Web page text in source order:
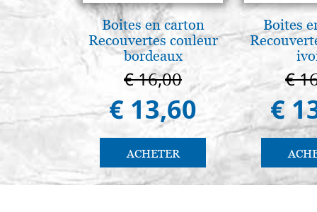
Boites en carton
Recouvertes couleur
bordeaux
€ 16,00
€ 13,60
ACHETER
Boites
€
€